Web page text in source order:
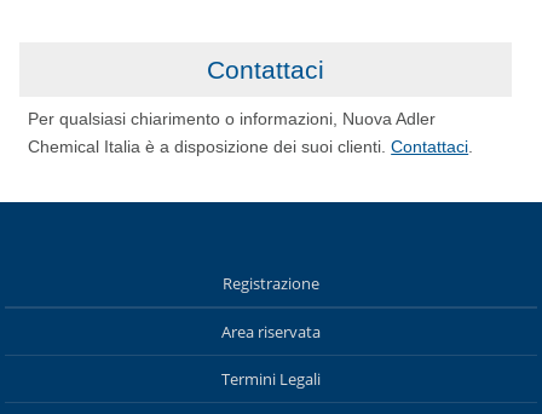
Contattaci
Per qualsiasi chiarimento o informazioni, Nuova Adler
Chemical Italia è a disposizione dei suoi clienti.Contattaci.
Registrazione
Area riservata
Termini Legali